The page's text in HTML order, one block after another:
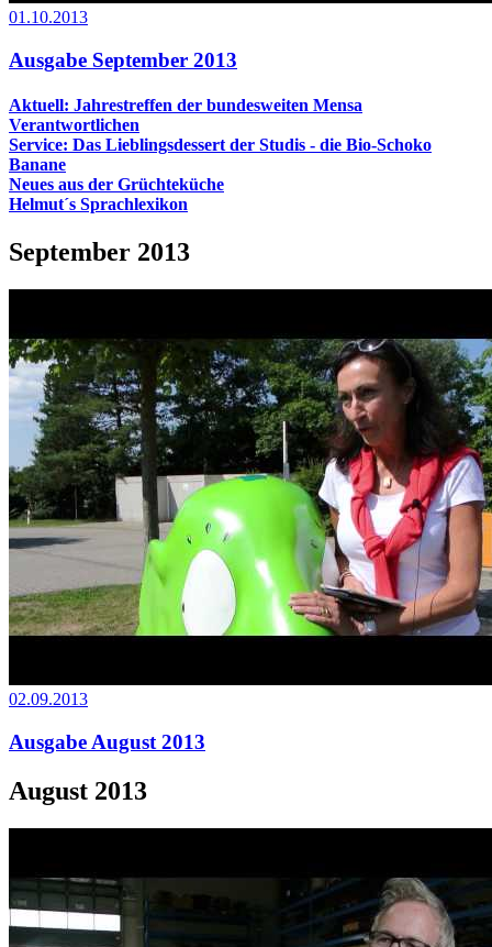
01.10.2013
Ausgabe September 2013
Aktuell: Jahrestreffen der bundesweiten Mensa
Verantwortlichen
Service: Das Lieblingsdessert der Studis - die Bio-Schoko
Banane
Neues aus der Grüchteküche
Helmut´s Sprachlexikon
September 2013
02.09.2013
Ausgabe August 2013
August 2013